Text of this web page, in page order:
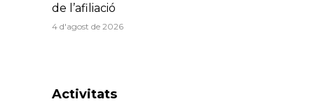
de l’afiliació
4 d'agost de 2026
Activitats